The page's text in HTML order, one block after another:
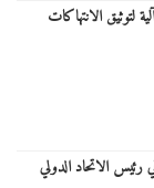
لتوثيق الانتهاكات
الاتحاد الدولي